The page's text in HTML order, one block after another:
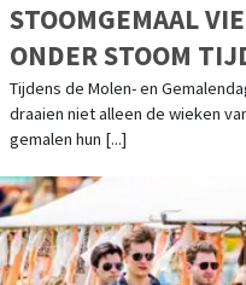
STOOMGEMAAL
ONDER STOOM
GEMALENDAGEN
Tijdens de Molen- en
draaien niet alleen de wieken
gemalen hun [...]